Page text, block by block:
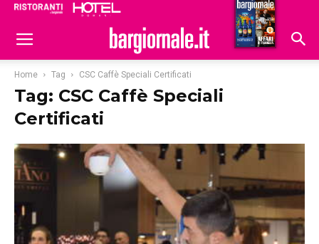
Hoteldomani
Home Tag CSC Caffè Speciali Certificati
Tag: CSC Caffè Speciali
Certificati